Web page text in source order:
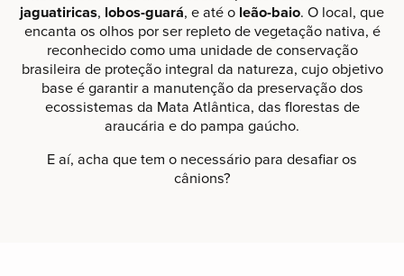
jaguatiricas, lobos-guará, e até o leão-baio. O local, que
encanta os olhos por ser repleto de vegetação nativa, é
reconhecido como uma unidade de conservação
brasileira de proteção integral da natureza, cujo objetivo
base é garantir a manutenção da preservação dos
ecossistemas da Mata Atlântica, das florestas de
araucária e do pampa gaúcho.
E aí, acha que tem o necessário para desafiar os
cânions?